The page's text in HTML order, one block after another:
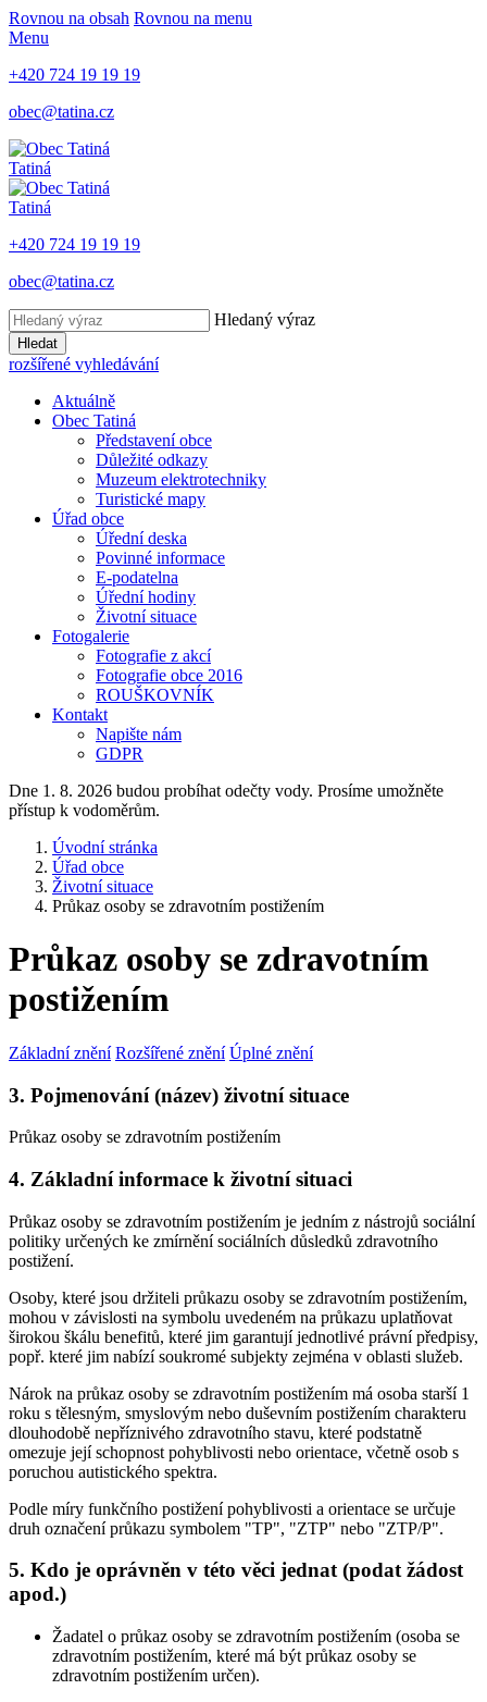
Rovnou na obsah Rovnou na menu
Menu
+420 724 19 19 19
obec@tatina.cz
Tatiná
Tatiná
+420 724 19 19 19
obec@tatina.cz
Hledaný výraz
Hledat
rozšířené vyhledávání
Aktuálně
Obec Tatiná
Představení obce
Důležité odkazy
Muzeum elektrotechniky
Turistické mapy
Úřad obce
Úřední deska
Povinné informace
E-podatelna
Úřední hodiny
Životní situace
Fotogalerie
Fotografie z akcí
Fotografie obce 2016
ROUŠKOVNÍK
Kontakt
Napište nám
GDPR
Dne 1. 8. 2026 budou probíhat odečty vody. Prosíme umožněte
přístup k vodoměrům.
Úvodní stránka
Úřad obce
Životní situace
Průkaz osoby se zdravotním postižením
Průkaz osoby se zdravotním
postižením
Základní znění Rozšířené znění Úplné znění
3. Pojmenování (název) životní situace
Průkaz osoby se zdravotním postižením
4. Základní informace k životní situaci
Průkaz osoby se zdravotním postižením je jedním z nástrojů sociální
politiky určených ke zmírnění sociálních důsledků zdravotního
postižení.
Osoby, které jsou držiteli průkazu osoby se zdravotním postižením,
mohou v závislosti na symbolu uvedeném na průkazu uplatňovat
širokou škálu benefitů, které jim garantují jednotlivé právní předpisy,
popř. které jim nabízí soukromé subjekty zejména v oblasti služeb.
Nárok na průkaz osoby se zdravotním postižením má osoba starší 1
roku s tělesným, smyslovým nebo duševním postižením charakteru
dlouhodobě nepříznivého zdravotního stavu, které podstatně
omezuje její schopnost pohyblivosti nebo orientace, včetně osob s
poruchou autistického spektra.
Podle míry funkčního postižení pohyblivosti a orientace se určuje
druh označení průkazu symbolem "TP", "ZTP" nebo "ZTP/P".
5. Kdo je oprávněn v této věci jednat (podat žádost
apod.)
Žadatel o průkaz osoby se zdravotním postižením (osoba se
zdravotním postižením, které má být průkaz osoby se
zdravotním postižením určen).